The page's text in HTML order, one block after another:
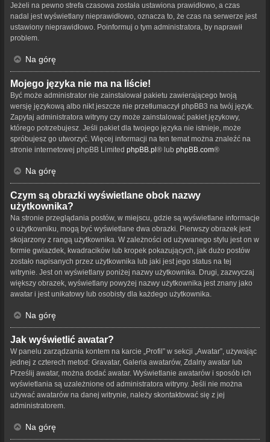
Jeżeli na pewno strefa czasowa została ustawiona prawidłowo, a czas
nadal jest wyświetlany nieprawidłowo, oznacza to, że czas na serwerze jest
ustawiony nieprawidłowo. Poinformuj o tym administratora, by naprawił
problem.
Na górę
Mojego języka nie ma na liście!
Być może administrator nie zainstalował pakietu zawierającego twoją
wersję językową albo nikt jeszcze nie przetłumaczył phpBB3 na twój język.
Zapytaj administratora witryny czy może zainstalować pakiet językowy,
którego potrzebujesz. Jeśli pakiet dla twojego języka nie istnieje, może
spróbujesz go utworzyć. Więcej informacji na ten temat można znaleźć na
stronie internetowej phpBB Limited phpBB.pl® lub phpBB.com®
Na górę
Czym są obrazki wyświetlane obok nazwy
użytkownika?
Na stronie przeglądania postów, w miejscu, gdzie są wyświetlane informacje
o użytkowniku, mogą być wyświetlane dwa obrazki. Pierwszy obrazek jest
skojarzony z rangą użytkownika. W zależności od używanego stylu jest on w
formie gwiazdek, kwadracików lub kropek pokazujących, jak dużo postów
zostało napisanych przez użytkownika lub jaki jest jego status na tej
witrynie. Jest on wyświetlany poniżej nazwy użytkownika. Drugi, zazwyczaj
większy obrazek, wyświetlany powyżej nazwy użytkownika jest znany jako
awatar i jest unikatowy lub osobisty dla każdego użytkownika.
Na górę
Jak wyświetlić awatar?
W panelu zarządzania kontem na karcie „Profil” w sekcji „Awatar”, używając
jednej z czterech metod: Gravatar, Galeria awatarów, Zdalny awatar lub
Prześlij awatar, można dodać awatar. Wyświetlanie awatarów i sposób ich
wyświetlania są uzależnione od administratora witryny. Jeśli nie można
używać awatarów na danej witrynie, należy skontaktować się z jej
administratorem.
Na górę